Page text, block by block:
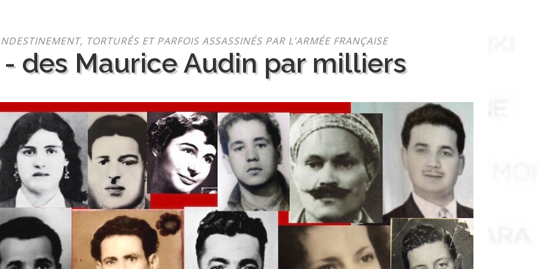
TORTURÉS ET PARFOIS ASSASSINÉS PAR L’ARMÉE FRANÇAISE
des Maurice Audin par milliers